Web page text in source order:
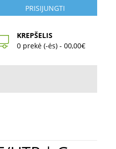
PRISIJUNGTI
KREPŠELIS
0 prekė (-ės) - 00,00€